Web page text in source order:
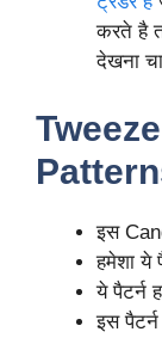
करते है
देखना
इस
हमेशा ये
ये पैटर्न
इस